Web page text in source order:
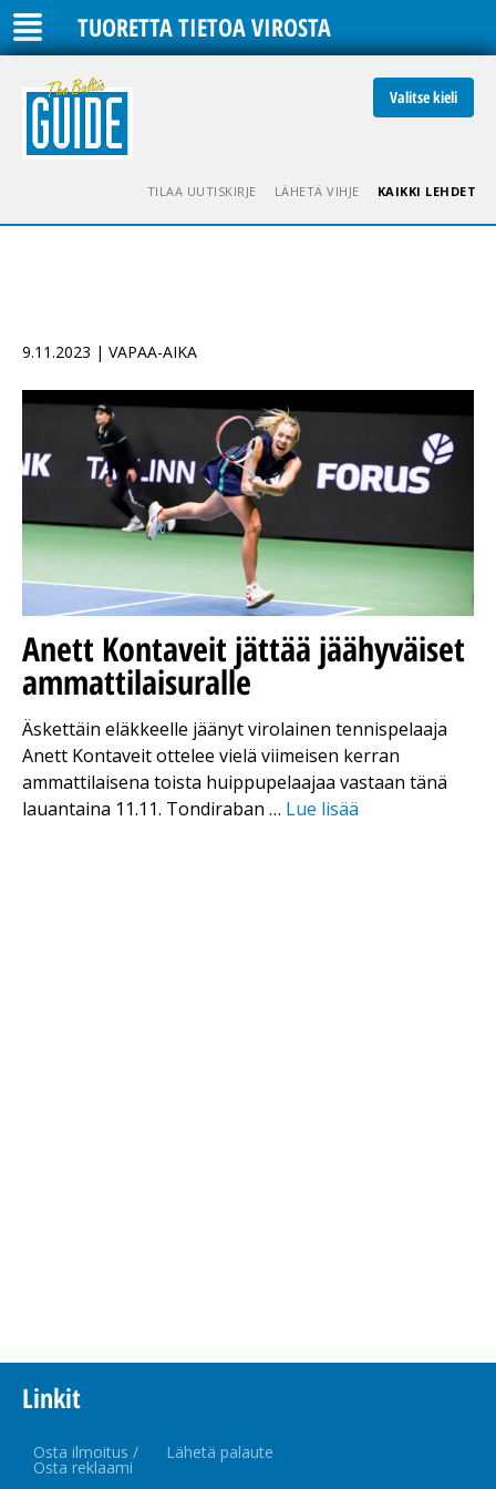
TUORETTA TIETOA VIROSTA
Valitse kieli
TILAA UUTISKIRJE LÄHETÄ VIHJE KAIKKI LEHDET
9.11.2023 | VAPAA-AIKA
Anett Kontaveit jättää jäähyväiset
ammattilaisuralle
Äskettäin eläkkeelle jäänyt virolainen tennispelaaja
Anett Kontaveit ottelee vielä viimeisen kerran
ammattilaisena toista huippupelaajaa vastaan tänä
lauantaina 11.11. Tondiraban … Lue lisää
Linkit
Osta ilmoitus /
Osta reklaami
Lähetä palaute